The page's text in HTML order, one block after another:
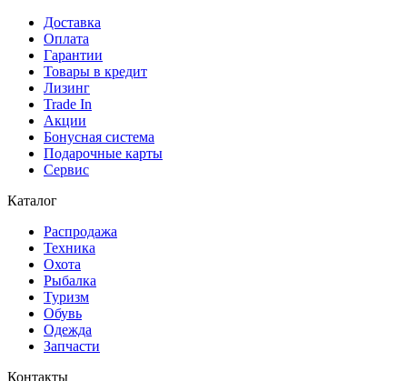
Доставка
Оплата
Гарантии
Товары в кредит
Лизинг
Trade In
Акции
Бонусная система
Подарочные карты
Сервис
Каталог
Распродажа
Техника
Охота
Рыбалка
Туризм
Обувь
Одежда
Запчасти
Контакты